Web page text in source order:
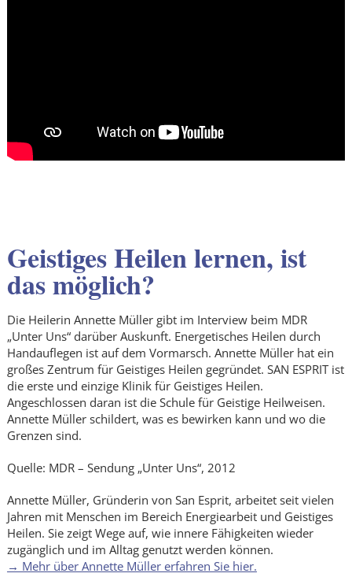
Geistiges Heilen lernen, ist
das möglich?
Die Heilerin Annette Müller gibt im Interview beim MDR
„Unter Uns“ darüber Auskunft. Energetisches Heilen durch
Handauflegen ist auf dem Vormarsch. Annette Müller hat ein
großes Zentrum für Geistiges Heilen gegründet. SAN ESPRIT ist
die erste und einzige Klinik für Geistiges Heilen.
Angeschlossen daran ist die Schule für Geistige Heilweisen.
Annette Müller schildert, was es bewirken kann und wo die
Grenzen sind.
Quelle: MDR – Sendung „Unter Uns“, 2012
Annette Müller, Gründerin von San Esprit, arbeitet seit vielen
Jahren mit Menschen im Bereich Energiearbeit und Geistiges
Heilen. Sie zeigt Wege auf, wie innere Fähigkeiten wieder
zugänglich und im Alltag genutzt werden können.
→ Mehr über Annette Müller erfahren Sie hier.